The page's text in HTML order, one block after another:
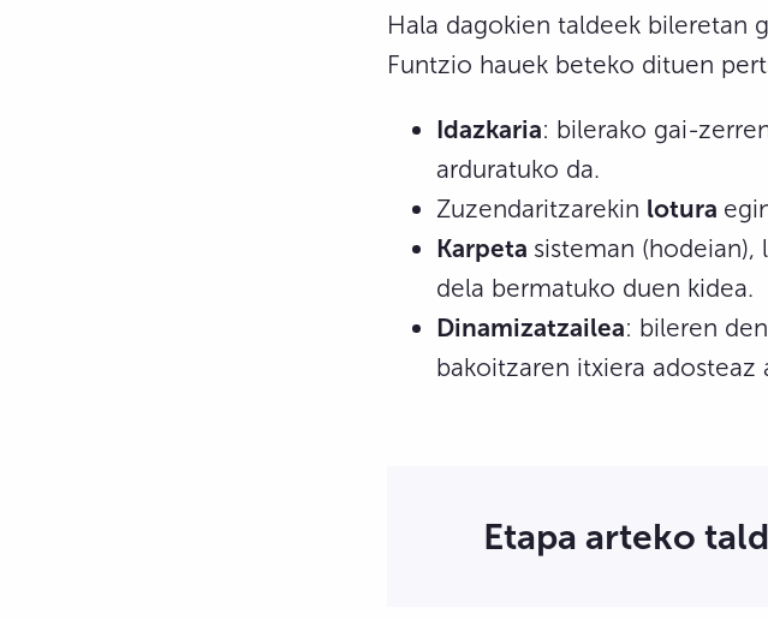
Hala dagokien taldeek bileretan
Funtzio hauek beteko dituen
Idazkaria: bilerako gai-
arduratuko da.
Zuzendaritzarekin lotura
Karpeta sisteman
dela bermatuko duen kidea.
Dinamizatzailea: bileren
bakoitzaren itxiera adosteaz
Etapa arteko